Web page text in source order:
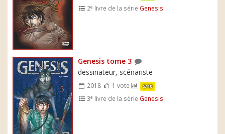
2e livre de la série Genesis
Genesis tome 3
dessinateur, scénariste
2018 1 vote 5/10
3e livre de la série Genesis